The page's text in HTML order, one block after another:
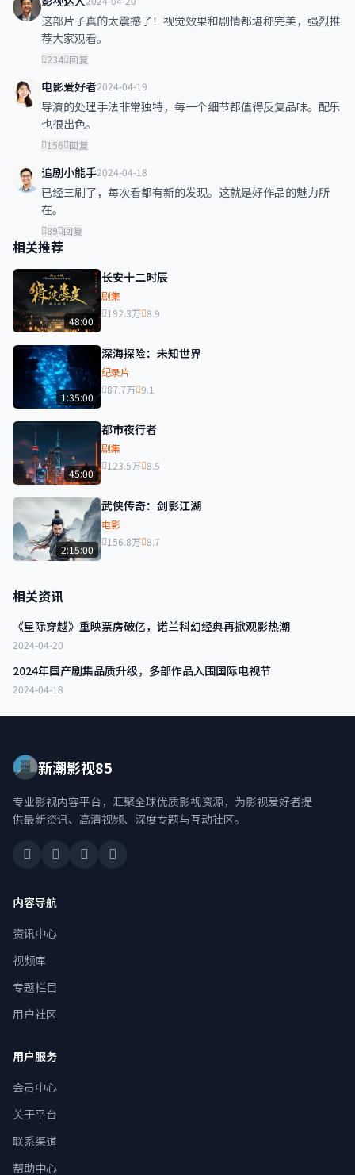
这部片子真的太震撼了！视觉效果和剧情都堪称完美，强烈推
荐大家观看。
234 回复
电影爱好者2024-04-19
导演的处理手法非常独特，每一个细节都值得反复品味。配乐
也很出色。
156 回复
追剧小能手2024-04-18
已经三刷了，每次看都有新的发现。这就是好作品的魅力所
在。
89 回复
相关推荐
48:00
长安十二时辰
剧集
192.3万 8.9
1:35:00
深海探险：未知世界
纪录片
87.7万 9.1
45:00
都市夜行者
剧集
123.5万 8.5
2:15:00
武侠传奇：剑影江湖
电影
156.8万 8.7
相关资讯
《星际穿越》重映票房破亿，诺兰科幻经典再掀观影热潮
2024-04-20
2024年国产剧集品质升级，多部作品入围国际电视节
2024-04-18
新潮影视85
专业影视内容平台，汇聚全球优质影视资源，为影视爱好者提
供最新资讯、高清视频、深度专题与互动社区。
内容导航
资讯中心
视频库
专题栏目
用户社区
用户服务
会员中心
关于平台
联系渠道
帮助中心